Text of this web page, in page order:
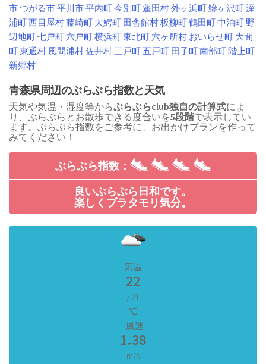
市つがる市平川市平内町今別町蓬田村外ヶ浜町鰺ヶ沢町深
浦町西目屋村藤崎町 大鰐町 田舎館村板柳町鶴田町中泊町 野
辺地町七戸町 六戸町横浜町東北町 六ヶ所村 おいらせ町 大間
町東通村 風間浦村佐井村三戸町 五戸町 田子町南部町階上町
新郷村
青森県周辺のぶらぶら指数と天気
天気や気温・湿度等からぶらぶらclub独自の計算式によ
り、ぶらぶらとお散歩できる度合いを5段階で表示してい
ます。ぶらぶら指数をご参考に、お出かけプランを作って
みてください！
ぶらぶら指数：
良いぶらぶら日和です。
楽しくブラタモリ気分。
気温
22
/ 21
℃
風速
1.38
m/s